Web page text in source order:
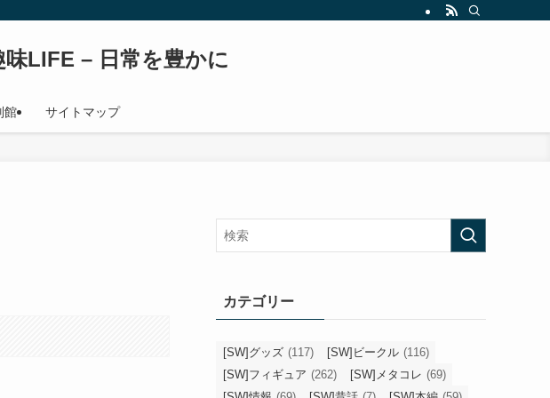
り（笑） このサイトもスター・ウォーズ、日常生活などについて書いていくブログへと変貌を遂げます！！
LIFE – 日常を豊かに
館 サイトマップ
カテゴリー
[SW]グッズ (117) [SW]ビークル (116)
[SW]フィギュア (262) [SW]メタコレ (69)